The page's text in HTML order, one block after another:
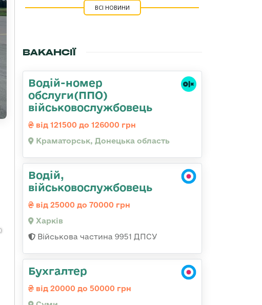
ВСІ НОВИНИ
ВАКАНСІЇ
Водій-номер
обслуги(ППО)
військовослужбовець
від 121500 до 126000 грн
Краматорськ, Донецька область
Водій,
військовослужбовець
від 25000 до 70000 грн
Харків
Військова частина 9951 ДПСУ
Бухгалтер
від 20000 до 50000 грн